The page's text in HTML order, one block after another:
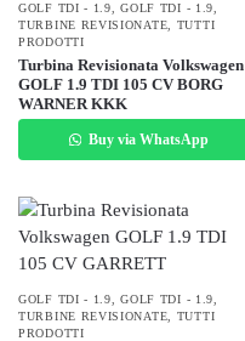
GOLF TDI - 1.9 ,GOLF TDI - 1.9
TURBINE REVISIONATE
TUTTI
PRODOTTI
Turbina Revisionata Volkswagen
GOLF 1.9 TDI 105 CV BORG
WARNER KKK
Buy via WhatsApp
GOLF TDI - 1.9 ,GOLF TDI - 1.9
TURBINE REVISIONATE
TUTTI
PRODOTTI